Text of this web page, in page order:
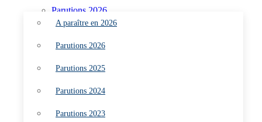
A paraître en 2026
Parutions 2026
Parutions 2025
Parutions 2024
Parutions 2023
Parutions 2026
Parutions 2025
Parutions 2024
Parutions 2022
Parutions 2021